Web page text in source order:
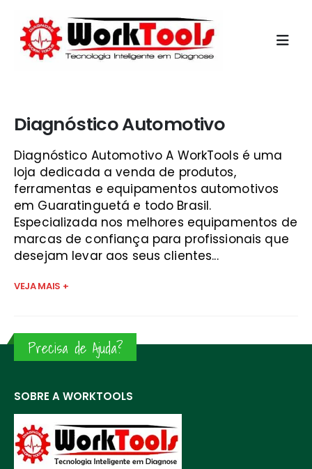
Diagnóstico Automotivo
Diagnóstico Automotivo A WorkTools é uma
loja dedicada a venda de produtos,
ferramentas e equipamentos automotivos
em Guaratinguetá e todo Brasil.
Especializada nos melhores equipamentos de
marcas de confiança para profissionais que
desejam levar aos seus clientes...
VEJA MAIS +
Precisa de Ajuda?
SOBRE A WORKTOOLS